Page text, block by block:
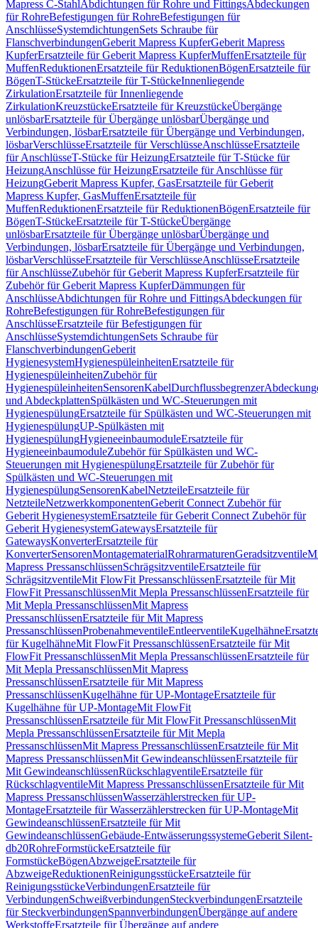
Mapress C-StahlAbdichtungen für Rohre und FittingsAbdeckungen
für RohreBefestigungen für RohreBefestigungen für
AnschlüsseSystemdichtungenSets Schraube für
FlanschverbindungenGeberit Mapress KupferGeberit Mapress
KupferErsatzteile für Geberit Mapress KupferMuffenErsatzteile für
MuffenReduktionenErsatzteile für ReduktionenBögenErsatzteile für
BögenT-StückeErsatzteile für T-StückeInnenliegende
ZirkulationErsatzteile für Innenliegende
ZirkulationKreuzstückeErsatzteile für KreuzstückeÜbergänge
unlösbarErsatzteile für Übergänge unlösbarÜbergänge und
Verbindungen, lösbarErsatzteile für Übergänge und Verbindungen,
lösbarVerschlüsseErsatzteile für VerschlüsseAnschlüsseErsatzteile
für AnschlüsseT-Stücke für HeizungErsatzteile für T-Stücke für
HeizungAnschlüsse für HeizungErsatzteile für Anschlüsse für
HeizungGeberit Mapress Kupfer, GasErsatzteile für Geberit
Mapress Kupfer, GasMuffenErsatzteile für
MuffenReduktionenErsatzteile für ReduktionenBögenErsatzteile für
BögenT-StückeErsatzteile für T-StückeÜbergänge
unlösbarErsatzteile für Übergänge unlösbarÜbergänge und
Verbindungen, lösbarErsatzteile für Übergänge und Verbindungen,
lösbarVerschlüsseErsatzteile für VerschlüsseAnschlüsseErsatzteile
für AnschlüsseZubehör für Geberit Mapress KupferErsatzteile für
Zubehör für Geberit Mapress KupferDämmungen für
AnschlüsseAbdichtungen für Rohre und FittingsAbdeckungen für
RohreBefestigungen für RohreBefestigungen für
AnschlüsseErsatzteile für Befestigungen für
AnschlüsseSystemdichtungenSets Schraube für
FlanschverbindungenGeberit
HygienesystemHygienespüleinheitenErsatzteile für
HygienespüleinheitenZubehör für
HygienespüleinheitenSensorenKabelDurchflussbegrenzer
und AbdeckplattenSpülkästen und WC-Steuerungen mit
HygienespülungErsatzteile für Spülkästen und WC-Steuerungen mit
HygienespülungUP-Spülkästen mit
HygienespülungHygieneeinbaumoduleErsatzteile für
HygieneeinbaumoduleZubehör für Spülkästen und WC-
Steuerungen mit HygienespülungErsatzteile für Zubehör für
Spülkästen und WC-Steuerungen mit
HygienespülungSensorenKabelNetzteileErsatzteile für
NetzteileNetzwerkkomponentenGeberit Connect Zubehör für
Geberit HygienesystemErsatzteile für Geberit Connect Zubehör für
Geberit HygienesystemGatewaysErsatzteile für
GatewaysKonverterErsatzteile für
KonverterSensorenMontagematerialRohrarmaturenGeradsitzventile
Mapress PressanschlüssenSchrägsitzventileErsatzteile für
SchrägsitzventileMit FlowFit PressanschlüssenErsatzteile für Mit
FlowFit PressanschlüssenMit Mepla PressanschlüssenErsatzteile für
Mit Mepla PressanschlüssenMit Mapress
PressanschlüssenErsatzteile für Mit Mapress
PressanschlüssenProbenahmeventileEntleerventileKugelhähne
für KugelhähneMit FlowFit PressanschlüssenErsatzteile für Mit
FlowFit PressanschlüssenMit Mepla PressanschlüssenErsatzteile für
Mit Mepla PressanschlüssenMit Mapress
PressanschlüssenErsatzteile für Mit Mapress
PressanschlüssenKugelhähne für UP-MontageErsatzteile für
Kugelhähne für UP-MontageMit FlowFit
PressanschlüssenErsatzteile für Mit FlowFit PressanschlüssenMit
Mepla PressanschlüssenErsatzteile für Mit Mepla
PressanschlüssenMit Mapress PressanschlüssenErsatzteile für Mit
Mapress PressanschlüssenMit GewindeanschlüssenErsatzteile für
Mit GewindeanschlüssenRückschlagventileErsatzteile für
RückschlagventileMit Mapress PressanschlüssenErsatzteile für Mit
Mapress PressanschlüssenWasserzählerstrecken für UP-
MontageErsatzteile für Wasserzählerstrecken für UP-MontageMit
GewindeanschlüssenErsatzteile für Mit
GewindeanschlüssenGebäude-EntwässerungssystemeGeberit Silent-
db20RohreFormstückeErsatzteile für
FormstückeBögenAbzweigeErsatzteile für
AbzweigeReduktionenReinigungsstückeErsatzteile für
ReinigungsstückeVerbindungenErsatzteile für
VerbindungenSchweißverbindungenSteckverbindungenErsatzteile
für SteckverbindungenSpannverbindungenÜbergänge auf andere
WerkstoffeErsatzteile für Übergänge auf andere